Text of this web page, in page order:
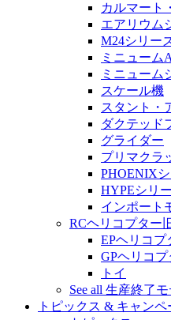
カルマート
エアリウム
M24シリー
ミニューム
ミニューム
スケール機
スタント・
ダクテッド
グライダー
プリマクラ
PHOENIX
HYPEシリ
インポート
RCヘリコプター
EPヘリコプ
GPヘリコプ
トイ
See all 生産終了
トピックス & キャンペ